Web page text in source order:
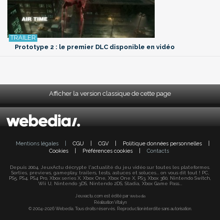
Prototype 2 : le premier DLC disponible en vidéo
Afficher la version classique de cette page
Mentions légales CGU CGV Politique données personnelles
Cookies
Préférences cookies Contacts
Depuis 2004, JeuxActu décrypte l'actualité du jeu vidéo sur toutes les plateformes.
Sorties, previews, gameplay, trailers, tests, astuces et soluces... on vous dit tout ! PC,
PS5, PS4, PS4 Pro, Xbox series X, Xbox One, Xbox One X, PS3, Xbox 360, Nintendo Switch,
Wii U, Nintendo 3DS, Nintendo 2DS, Stadia, Xbox Game Pass...
Jeuxactu.com est édité par Webedia
Réalisation Vitalyn
© 2004-2026 Webedia. Tous droits réservés. Reproduction interdite sans autorisation.